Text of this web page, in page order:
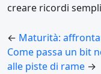
creare ricordi
← Maturità:
Come passa un bit
alle piste di rame →